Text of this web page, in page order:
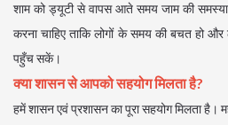
शाम को ड्यूटी से वापस आते समय जाम की समस्या
करना चाहिए ताकि लोगों के समय की बचत हो
पहुँच सकें।
क्या शासन से आपको सहयोग मिलता है?
हमें शासन एवं प्रशासन का पूरा सहयोग मिलता है।